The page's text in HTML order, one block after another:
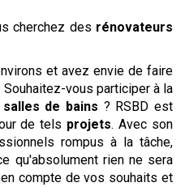
cherchez des rénovateurs
et avez envie de faire
Souhaitez-vous participer à la
de bains ? RSBD est
de tels projets. Avec son
rompus à la tâche,
qu'absolument rien ne sera
compte de vos souhaits et